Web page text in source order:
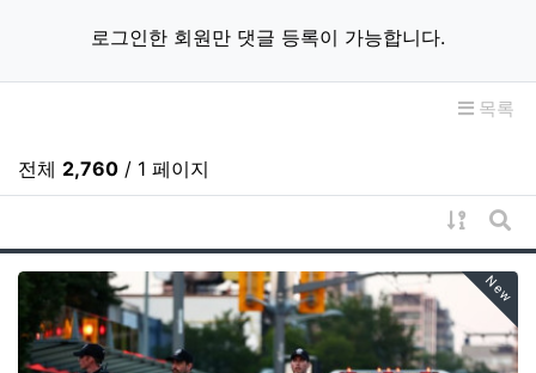
로그인한 회원만 댓글 등록이 가능합니다.
목록
전체 2,760 / 1 페이지
게시물
게
New